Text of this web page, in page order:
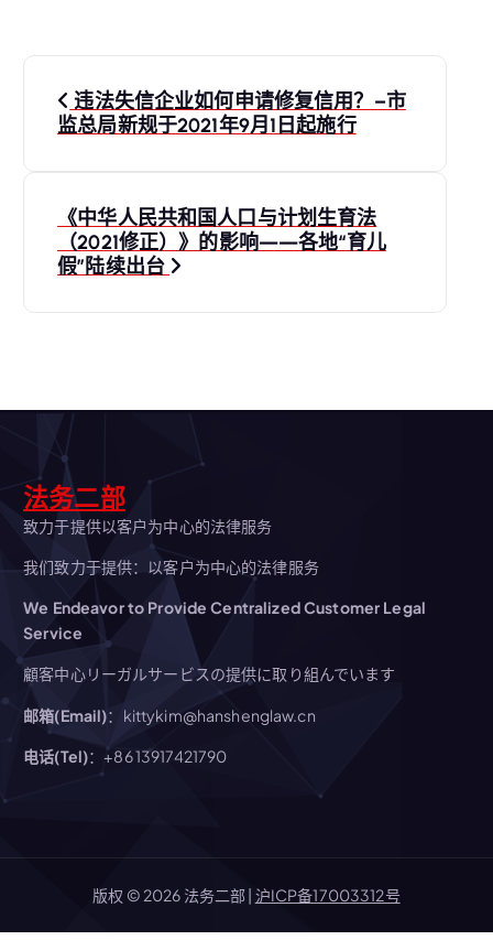
文
章
航
违法失信企业如何申请修复信用？–市
监总局新规于2021年9月1日起施行
《中华人民共和国人口与计划生育法
（2021修正）》的影响——各地“育儿
假”陆续出台
法务二部
致力于提供以客户为中心的法律服务
我们致力于提供：以客户为中心的法律服务
We Endeavor to Provide Centralized Customer Legal
Service
顧客中心リーガルサービスの提供に取り組んでいます
邮箱(Email)：kittykim@hanshenglaw.cn
电话(Tel)：+86 13917421790
版权 © 2026 法务二部 | 沪ICP备17003312号